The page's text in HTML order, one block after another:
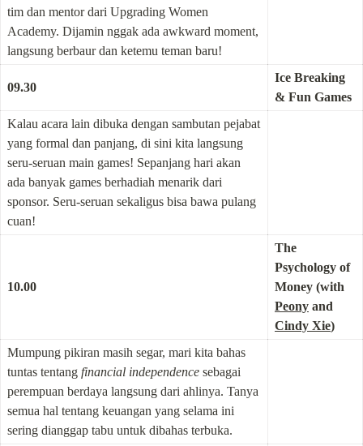
tim dan mentor dari Upgrading Women
Academy. Dijamin nggak ada awkward moment,
langsung berbaur dan ketemu teman baru!
09.30
Ice Breaking
& Fun Games
Kalau acara lain dibuka dengan sambutan pejabat
yang formal dan panjang, di sini kita langsung
seru-seruan main games! Sepanjang hari akan
ada banyak games berhadiah menarik dari
sponsor. Seru-seruan sekaligus bisa bawa pulang
cuan!
10.00
The
Psychology of
Peony
Cindy Xie)
Mumpung pikiran masih segar, mari kita bahas
tuntas tentang financial independence sebagai
perempuan berdaya langsung dari ahlinya. Tanya
semua hal tentang keuangan yang selama ini
sering dianggap tabu untuk dibahas terbuka.